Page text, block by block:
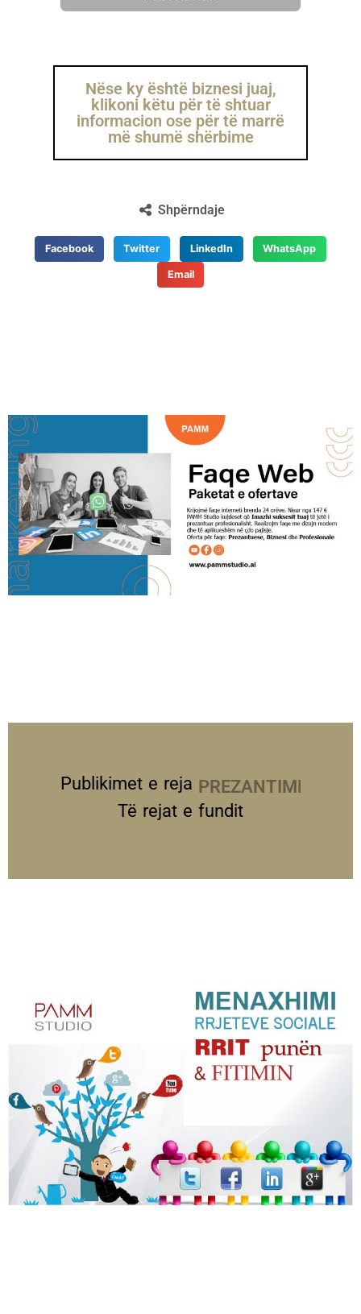
Nëse ky është biznesi juaj,
klikoni këtu për të shtuar
informacion ose për të marrë
më shumë shërbime
Shpërndaje
Facebook Twitter LinkedIn WhatsApp
Email
Publikimet e reja PREZANTIME
Të rejat e fundit